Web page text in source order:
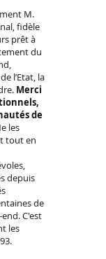
M.
fidèle
prêt à
du
l’Etat, la
Merci
de
les
tout en
depuis
de
C'est
les